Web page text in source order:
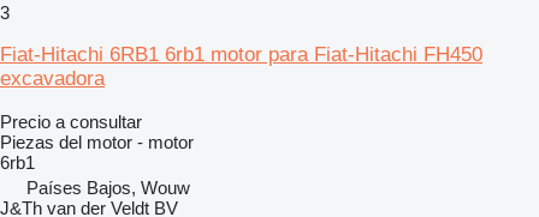
3
Fiat-Hitachi 6RB1 6rb1 motor para Fiat-Hitachi FH450
excavadora
Precio a consultar
Piezas del motor - motor
6rb1
Países Bajos, Wouw
J&Th van der Veldt BV